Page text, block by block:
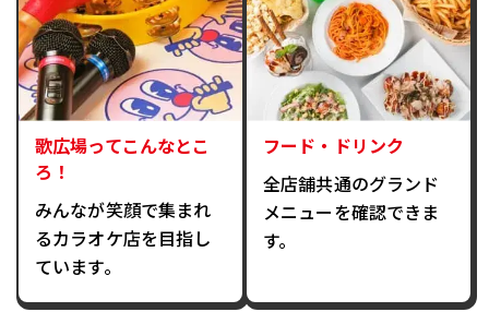
歌広場ってこんなとこ
ろ！
みんなが笑顔で集まれ
るカラオケ店を目指し
ています。
フード・ドリンク
全店舗共通のグランド
メニューを確認できま
す。